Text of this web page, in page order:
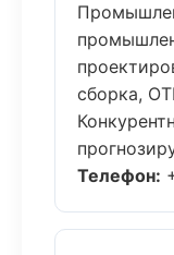
сборка,
Телефон: